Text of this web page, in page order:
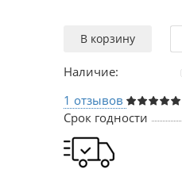
В корзину
Наличие:
1 отзывов
Срок годности